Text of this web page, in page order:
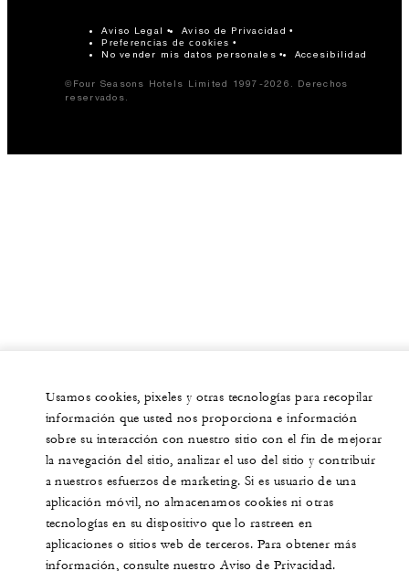
Aviso Legal Aviso de Privacidad
Preferencias de cookies
No vender mis datos personales Accesibilidad
©Four Seasons Hotels Limited 1997-2026. Derechos
reservados.
Usamos cookies, pixeles y otras tecnologías para recopilar
información que usted nos proporciona e información
sobre su interacción con nuestro sitio con el fin de mejorar
la navegación del sitio, analizar el uso del sitio y contribuir
a nuestros esfuerzos de marketing. Si es usuario de una
aplicación móvil, no almacenamos cookies ni otras
tecnologías en su dispositivo que lo rastreen en
aplicaciones o sitios web de terceros. Para obtener más
información, consulte nuestro Aviso de Privacidad.